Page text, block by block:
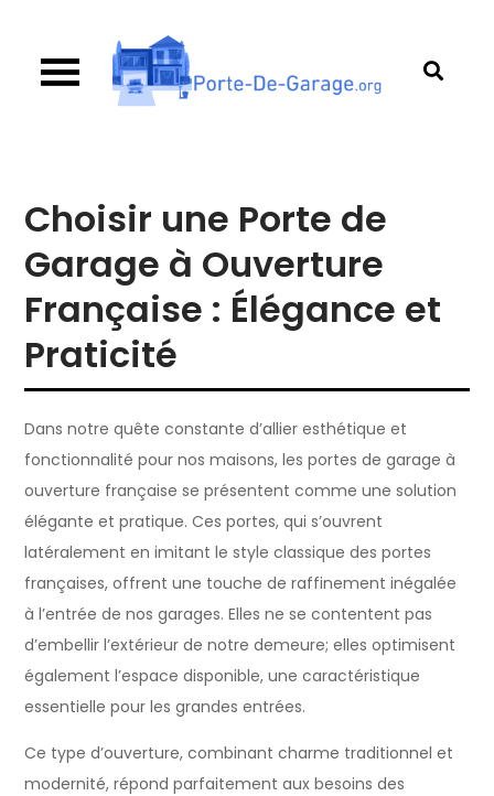
content
Choisir une Porte de
Garage à Ouverture
Française : Élégance et
Praticité
Dans notre quête constante d’allier esthétique et
fonctionnalité pour nos maisons, les portes de garage à
ouverture française se présentent comme une solution
élégante et pratique. Ces portes, qui s’ouvrent
latéralement en imitant le style classique des portes
françaises, offrent une touche de raffinement inégalée
à l’entrée de nos garages. Elles ne se contentent pas
d’embellir l’extérieur de notre demeure; elles optimisent
également l’espace disponible, une caractéristique
essentielle pour les grandes entrées.
Ce type d’ouverture, combinant charme traditionnel et
modernité, répond parfaitement aux besoins des